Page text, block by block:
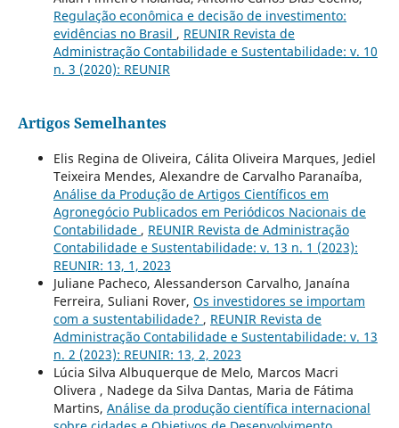
Regulação econômica e decisão de investimento:
evidências no Brasil , REUNIR Revista de
Administração Contabilidade e Sustentabilidade: v. 10
n. 3 (2020): REUNIR
Artigos Semelhantes
Elis Regina de Oliveira, Cálita Oliveira Marques, Jediel
Teixeira Mendes, Alexandre de Carvalho Paranaíba,
Análise da Produção de Artigos Científicos em
Agronegócio Publicados em Periódicos Nacionais de
Contabilidade , REUNIR Revista de Administração
Contabilidade e Sustentabilidade: v. 13 n. 1 (2023):
REUNIR: 13, 1, 2023
Juliane Pacheco, Alessanderson Carvalho, Janaína
Ferreira, Suliani Rover, Os investidores se importam
com a sustentabilidade? , REUNIR Revista de
Administração Contabilidade e Sustentabilidade: v. 13
n. 2 (2023): REUNIR: 13, 2, 2023
Lúcia Silva Albuquerque de Melo, Marcos Macri
Olivera , Nadege da Silva Dantas, Maria de Fátima
Martins, Análise da produção científica internacional